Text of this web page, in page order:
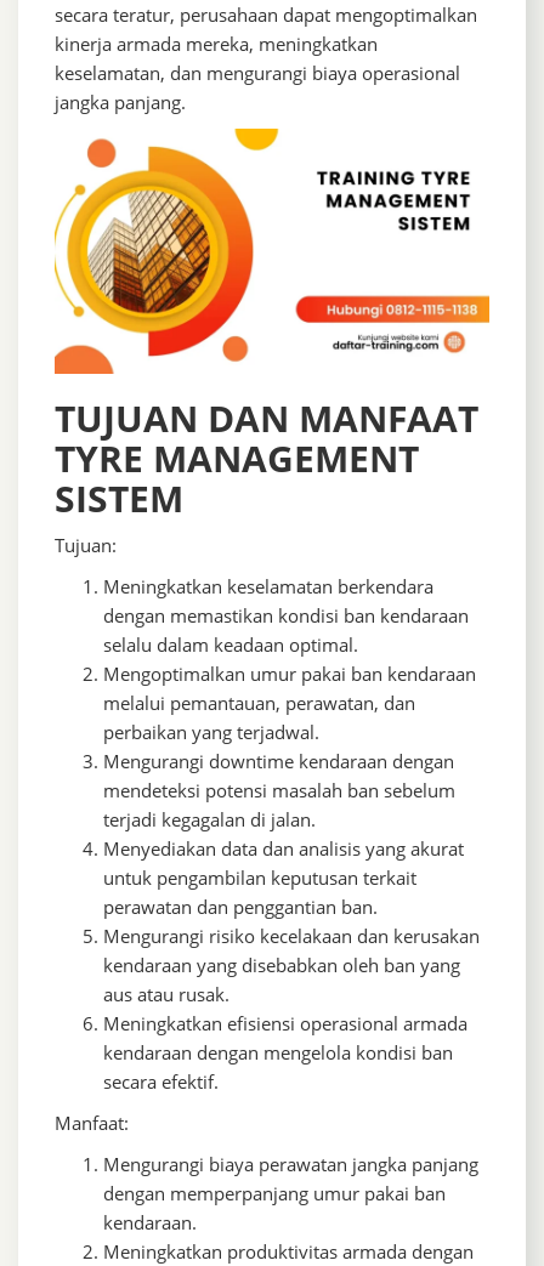
secara teratur, perusahaan dapat mengoptimalkan
kinerja armada mereka, meningkatkan
keselamatan, dan mengurangi biaya operasional
jangka panjang.
TUJUAN DAN MANFAAT
TYRE MANAGEMENT
SISTEM
Tujuan:
Meningkatkan keselamatan berkendara
dengan memastikan kondisi ban kendaraan
selalu dalam keadaan optimal.
Mengoptimalkan umur pakai ban kendaraan
melalui pemantauan, perawatan, dan
perbaikan yang terjadwal.
Mengurangi downtime kendaraan dengan
mendeteksi potensi masalah ban sebelum
terjadi kegagalan di jalan.
Menyediakan data dan analisis yang akurat
untuk pengambilan keputusan terkait
perawatan dan penggantian ban.
Mengurangi risiko kecelakaan dan kerusakan
kendaraan yang disebabkan oleh ban yang
aus atau rusak.
Meningkatkan efisiensi operasional armada
kendaraan dengan mengelola kondisi ban
secara efektif.
Manfaat:
Mengurangi biaya perawatan jangka panjang
dengan memperpanjang umur pakai ban
kendaraan.
Meningkatkan produktivitas armada dengan